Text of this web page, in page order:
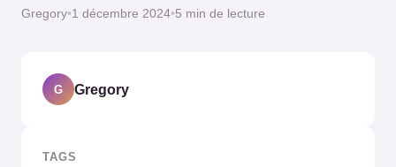
Gregory•1 décembre 2024•5 min de lecture
G Gregory
TAGS